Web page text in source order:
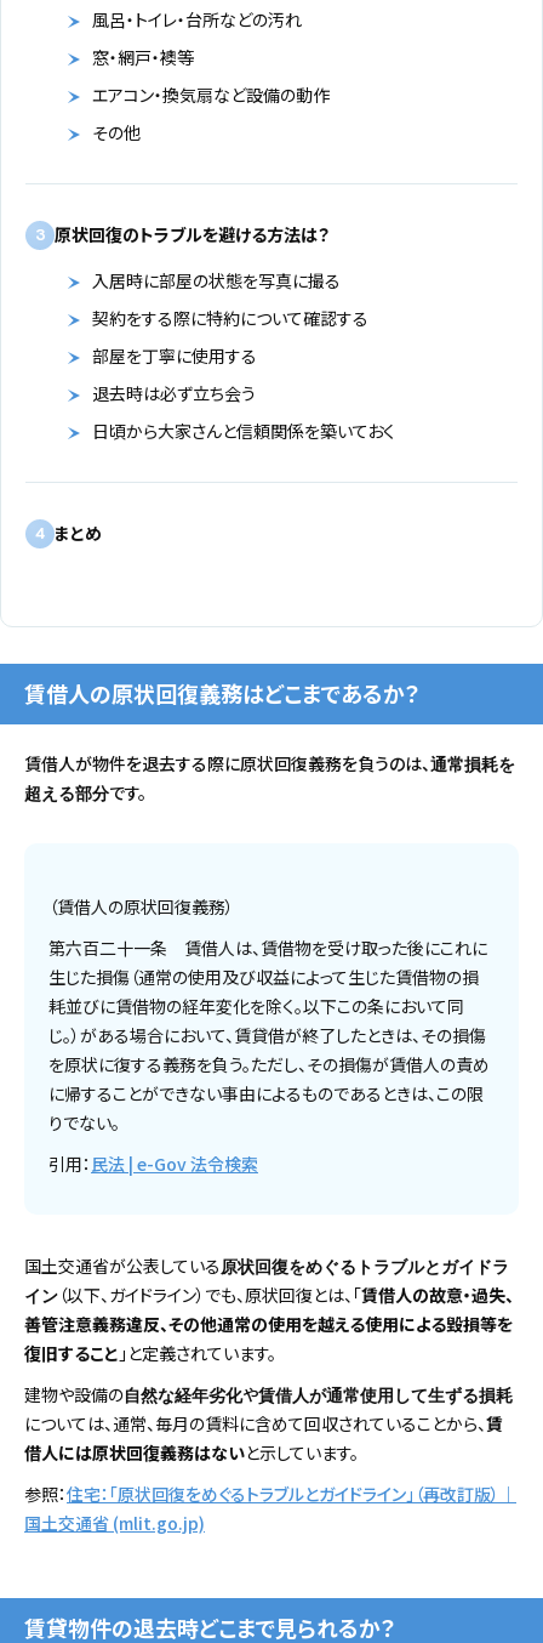
風呂・トイレ・台所などの汚れ
窓・網戸・襖等
エアコン・換気扇など設備の動作
その他
3 原状回復のトラブルを避ける方法は？
入居時に部屋の状態を写真に撮る
契約をする際に特約について確認する
部屋を丁寧に使用する
退去時は必ず立ち会う
日頃から大家さんと信頼関係を築いておく
4 まとめ
賃借人の原状回復義務はどこまであるか？
賃借人が物件を退去する際に原状回復義務を負うのは、 通常損耗を
超える部分です。
（賃借人の原状回復義務）
第六百二十一条 賃借人は、賃借物を受け取った後にこれに
生じた損傷（通常の使用及び収益によって生じた賃借物の損
耗並びに賃借物の経年変化を除く。以下この条において同
じ。）がある場合において、賃貸借が終了したときは、その損傷
を原状に復する義務を負う。ただし、その損傷が賃借人の責め
に帰することができない事由によるものであるときは、この限
りでない。
引用： 民法 | e-Gov 法令検索
国土交通省が公表している 原状回復をめぐるトラブルとガイドラ
イン （以下、ガイドライン）でも、原状回復とは、「賃借人の故意・過失、
善管注意義務違反、その他通常の使用を越える使用による毀損等を
復旧すること 」と定義されています。
建物や設備の自然な経年劣化や賃借人が通常使用して生ずる損耗
については、通常、毎月の賃料に含めて回収されていることから、賃
借人には原状回復義務はないと示しています。
参照：住宅：「原状回復をめぐるトラブルとガイドライン」（再改訂版）｜
国土交通省 (mlit.go.jp)
賃貸物件の退去時どこまで見られるか？